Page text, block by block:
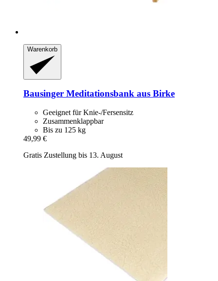
Warenkorb
Bausinger Meditationsbank aus Birke
Geeignet für Knie-/Fersensitz
Zusammenklappbar
Bis zu 125 kg
49,99 €
Gratis Zustellung bis 13. August